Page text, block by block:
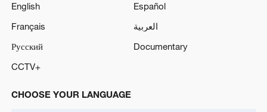
English
Español
Français
العربية
Русский
Documentary
CCTV+
CHOOSE YOUR LANGUAGE